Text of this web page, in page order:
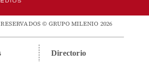
© GRUPO MILENIO 2026
Directorio